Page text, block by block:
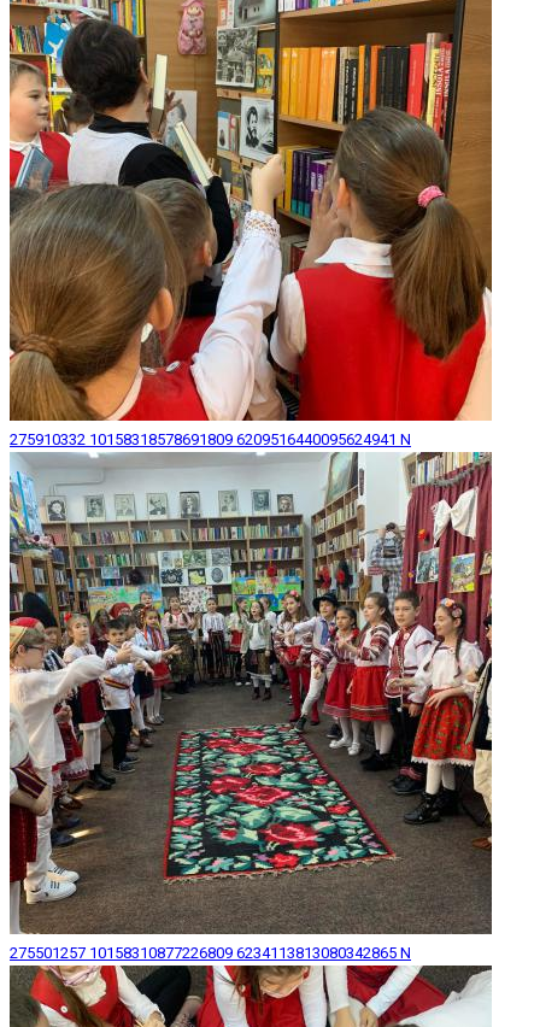
275910332 10158318578691809 6209516440095624941 N
275501257 10158310877226809 6234113813080342865 N